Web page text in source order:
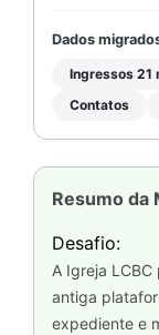
Dados
Ingressos 21
Contatos
Resumo da
Desafio:
A Igreja
antiga
expediente e